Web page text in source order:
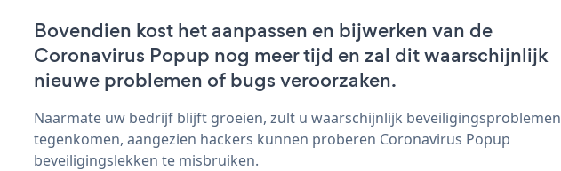
Bovendien kost het aanpassen en bijwerken van de
Coronavirus Popup nog meer tijd en zal dit waarschijnlijk
nieuwe problemen of bugs veroorzaken.
Naarmate uw bedrijf blijft groeien, zult u waarschijnlijk beveiligingsproblemen
tegenkomen, aangezien hackers kunnen proberen Coronavirus Popup
beveiligingslekken te misbruiken.